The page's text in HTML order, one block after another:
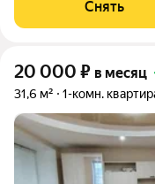
Снять
20 000 ₽ в месяц
31,6 м² 1-комн.